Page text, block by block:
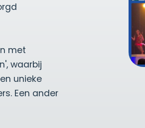
met
waarbij
unieke
Een ander